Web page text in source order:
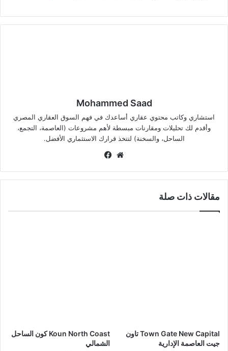
Mohammed Saad
استشاري وكاتب محتوي عقاري أساعدك في فهم السوق العقاري المصري
وأقدم لك تحليلات ومقارنات مبسطة لأهم مشروعات (العاصمة، التجمع،
الساحل، والسخنة) لتتخذ قرارك الاستثماري الأفضل.
موق
الويوك
مقالات ذات صلة
Town Gate New Capital تاون
جيت العاصمة الإدارية
Koun North Coast كون الساحل
الشمالي